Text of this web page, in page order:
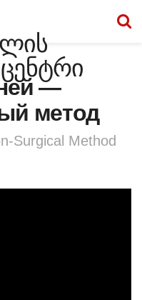
—
метод
Surgical Method